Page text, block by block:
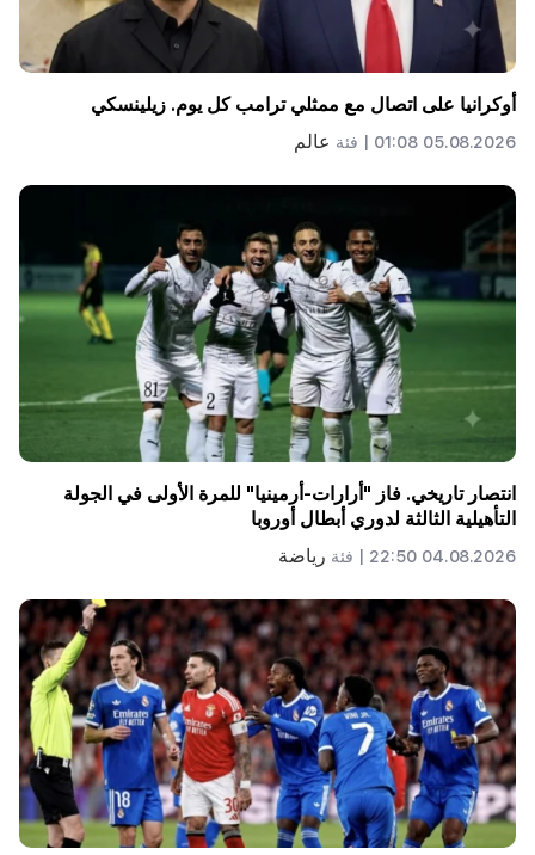
أوكرانيا على اتصال مع ممثلي ترامب كل يوم. زيلينسكي
05.08.2026 01:08 | فئة عالم
انتصار تاريخي. فاز "أرارات-أرمينيا" للمرة الأولى في الجولة
التأهيلية الثالثة لدوري أبطال أوروبا
04.08.2026 22:50 | فئة رياضة